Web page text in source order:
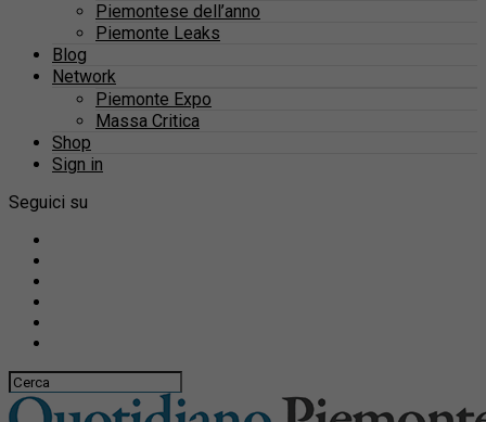
Piemontese dell’anno
Piemonte Leaks
Blog
Network
Piemonte Expo
Massa Critica
Shop
Sign in
Seguici su